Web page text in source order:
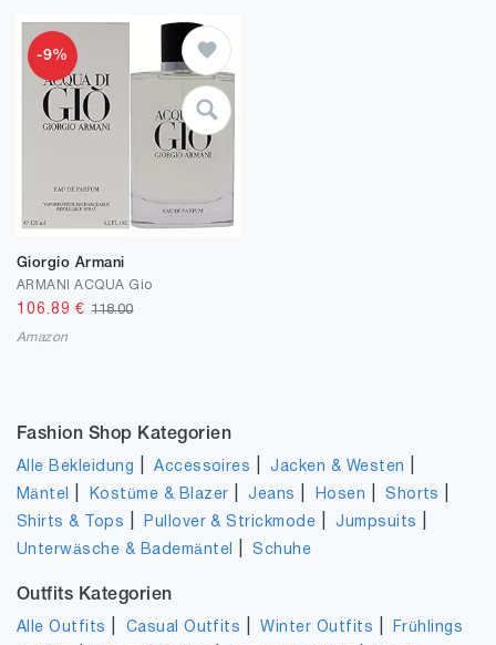
-9%
Giorgio Armani
ARMANI ACQUA Gio
106.89 €118.00
Amazon
Fashion Shop Kategorien
Alle Bekleidung |Accessoires |Jacken & Westen
Mäntel Kostüme & Blazer |Jeans Hosen |Shorts
Shirts & Tops Pullover & Strickmode |Jumpsuits
Unterwäsche & Bademäntel |Schuhe
Outfits Kategorien
Alle Outfits Casual Outfits |Winter Outfits
Frühlings